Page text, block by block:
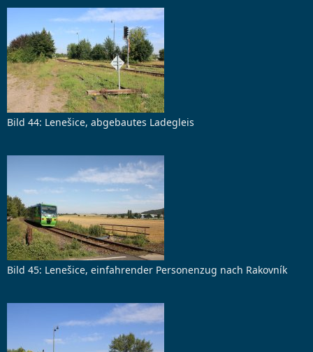
Bild 44: Lenešice, abgebautes Ladegleis
Bild 45: Lenešice, einfahrender Personenzug nach Rakovník